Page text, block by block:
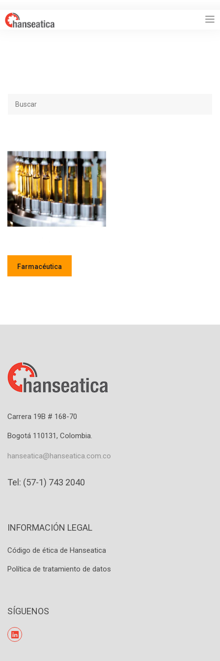
Farmacéutica
Carrera 19B # 168-70
Bogotá 110131, Colombia.
hanseatica@hanseatica.com.co
Tel: (57-1) 743 2040
INFORMACIÓN LEGAL
Código de ética de Hanseatica
Política de tratamiento de datos
SÍGUENOS